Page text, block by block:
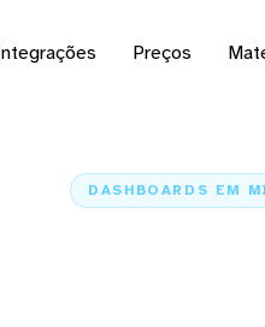
Preços
DASHBOARDS EM